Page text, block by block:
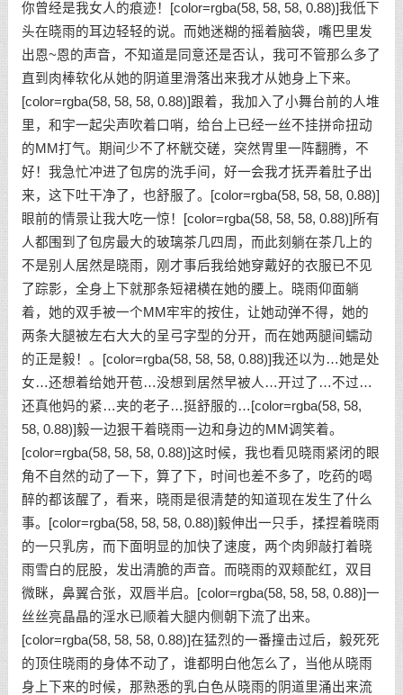
你曾经是我女人的痕迹！[color=rgba(58, 58, 58, 0.88)]我低下
头在晓雨的耳边轻轻的说。而她迷糊的摇着脑袋，嘴巴里发
出恩~恩的声音，不知道是同意还是否认，我可不管那么多了
直到肉棒软化从她的阴道里滑落出来我才从她身上下来。
[color=rgba(58, 58, 58, 0.88)]跟着，我加入了小舞台前的人堆
里，和宇一起尖声吹着口哨，给台上已经一丝不挂拼命扭动
的MM打气。期间少不了杯觥交磋，突然胃里一阵翻腾，不
好！我急忙冲进了包房的洗手间，好一会我才抚弄着肚子出
来，这下吐干净了，也舒服了。[color=rgba(58, 58, 58, 0.88)]
眼前的情景让我大吃一惊！[color=rgba(58, 58, 58, 0.88)]所有
人都围到了包房最大的玻璃茶几四周，而此刻躺在茶几上的
不是别人居然是晓雨，刚才事后我给她穿戴好的衣服已不见
了踪影，全身上下就那条短裙横在她的腰上。晓雨仰面躺
着，她的双手被一个MM牢牢的按住，让她动弹不得，她的
两条大腿被左右大大的呈弓字型的分开，而在她两腿间蠕动
的正是毅！。[color=rgba(58, 58, 58, 0.88)]我还以为…她是处
女…还想着给她开苞…没想到居然早被人…开过了…不过…
还真他妈的紧…夹的老子…挺舒服的…[color=rgba(58, 58,
58, 0.88)]毅一边狠干着晓雨一边和身边的MM调笑着。
[color=rgba(58, 58, 58, 0.88)]这时候，我也看见晓雨紧闭的眼
角不自然的动了一下，算了下，时间也差不多了，吃药的喝
醉的都该醒了，看来，晓雨是很清楚的知道现在发生了什么
事。[color=rgba(58, 58, 58, 0.88)]毅伸出一只手，揉捏着晓雨
的一只乳房，而下面明显的加快了速度，两个肉卵敲打着晓
雨雪白的屁股，发出清脆的声音。而晓雨的双颊酡红，双目
微眯，鼻翼合张，双唇半启。[color=rgba(58, 58, 58, 0.88)]一
丝丝亮晶晶的淫水已顺着大腿内侧朝下流了出来。
[color=rgba(58, 58, 58, 0.88)]在猛烈的一番撞击过后，毅死死
的顶住晓雨的身体不动了，谁都明白他怎么了，当他从晓雨
身上下来的时候，那熟悉的乳白色从晓雨的阴道里涌出来流